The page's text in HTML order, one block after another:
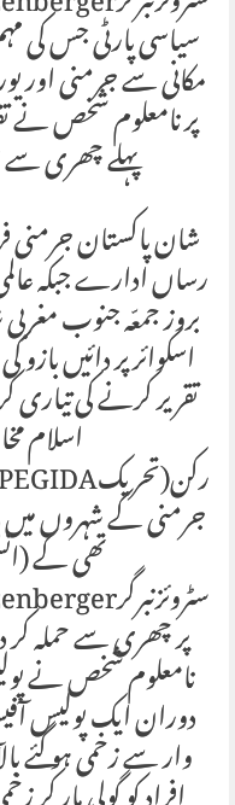
سیاسی پارٹی جس کی
مکانی سے جرمنی اور
پر نامعلوم شخص
پہلے چھری سے
شان پاکستان جرمنی
رساں ادارے جبکہ
بروز جمعّہ جنوب
اسکوائر پر دائیں
تقریر کرنے کی تیاری
اسلام
جرمنی کے شہروں میں
پر چھری سے حملہ کر
نامعلوم شخص نے
دوران ایک پولیس
وار سے زخمی ہو